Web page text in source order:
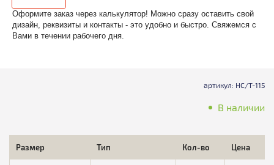
Оформите заказ через калькулятор! Можно сразу оставить свой
дизайн, реквизиты и контакты - это удобно и быстро. Свяжемся с
Вами в течении рабочего дня.
артикул: НС/Т-115
В наличии
Размер Тип Кол-во Цена